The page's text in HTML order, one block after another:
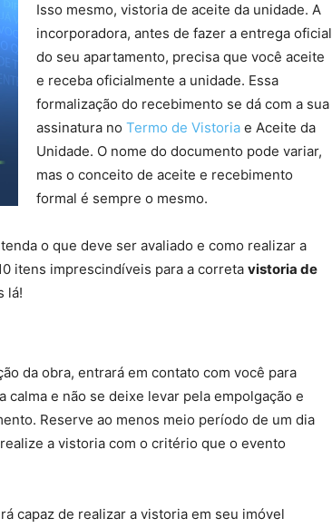
Isso mesmo, vistoria de aceite da unidade. A
incorporadora, antes de fazer a entrega oficial
do seu apartamento, precisa que você aceite
e receba oficialmente a unidade. Essa
formalização do recebimento se dá com a sua
assinatura no Termo de Vistoria e Aceite da
Unidade. O nome do documento pode variar,
mas o conceito de aceite e recebimento
formal é sempre o mesmo.
o que deve ser avaliado e como realizar a
itens imprescindíveis para a correta vistoria de
lá!
da obra, entrará em contato com você para
e não se deixe levar pela empolgação e
Reserve ao menos meio período de um dia
a vistoria com o critério que o evento
capaz de realizar a vistoria em seu imóvel